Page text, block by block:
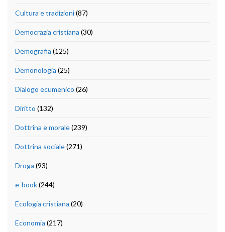
Cultura e tradizioni(87)
Democrazia cristiana (30)
Demografia (125)
Demonologia (25)
Dialogo ecumenico (26)
Diritto (132)
Dottrina e morale(239)
Dottrina sociale(271)
Droga (93)
e-book(244)
Ecologia cristiana (20)
Economia (217)